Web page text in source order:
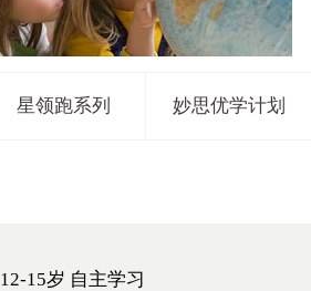
星领跑系列 妙思优学计划
12-15岁 自主学习